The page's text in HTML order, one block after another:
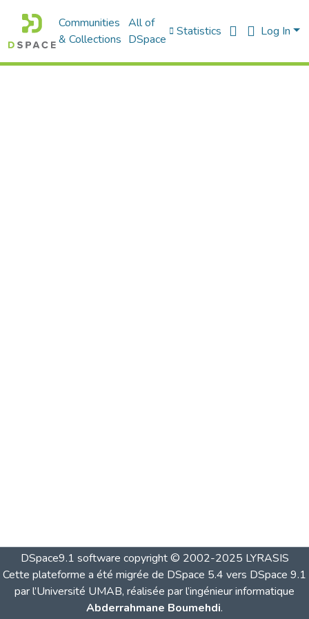
Communities
& Collections
All of
DSpace
Statistics Log In
DSpace9.1 software copyright © 2002-2025 LYRASIS
Cette plateforme a été migrée de DSpace 5.4 vers DSpace 9.1
par l’Université UMAB, réalisée par l’ingénieur informatique
Abderrahmane Boumehdi.